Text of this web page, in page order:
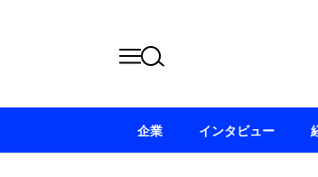
企業 インタビュー